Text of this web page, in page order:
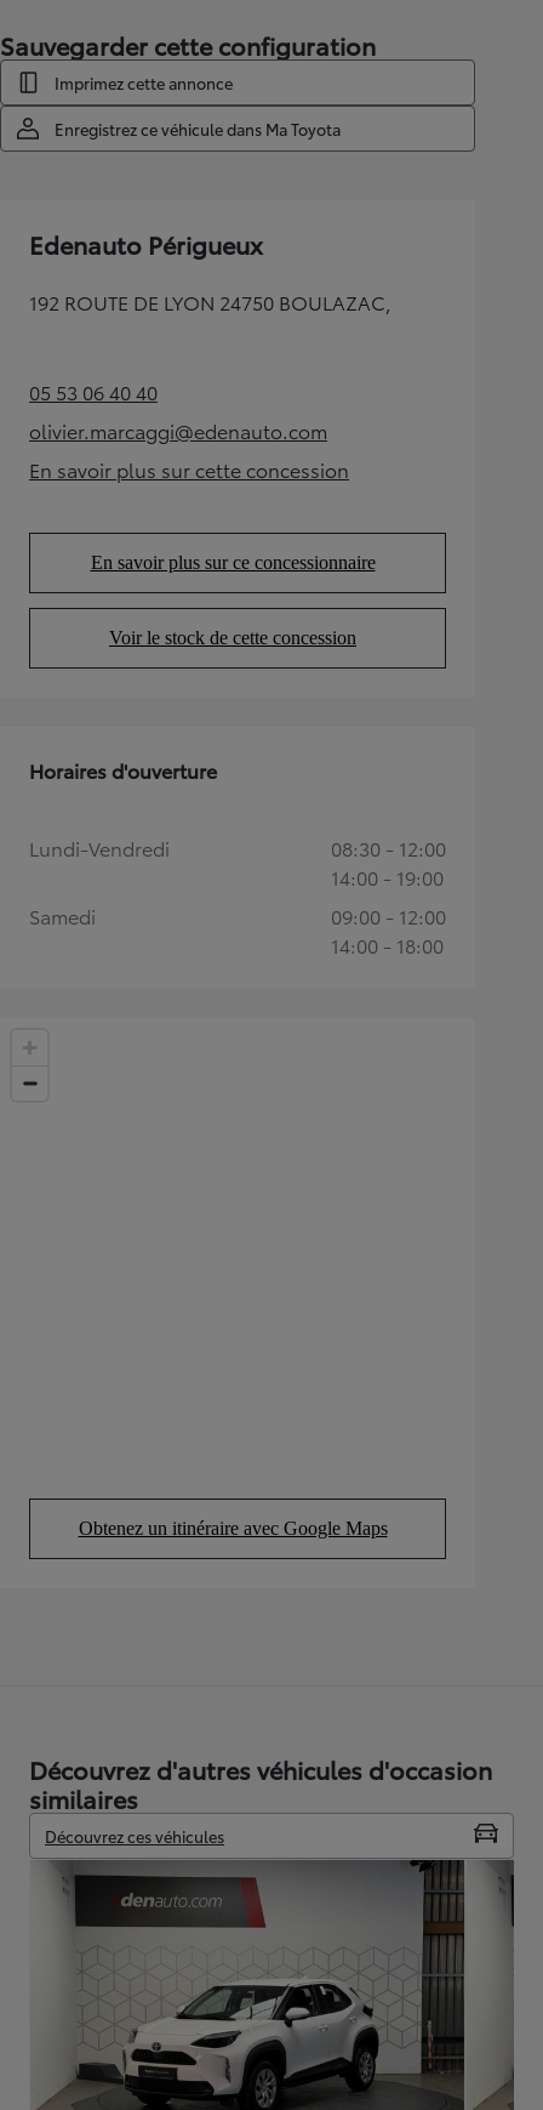
Sauvegarder cette configuration
Imprimez cette annonce
Enregistrez ce véhicule dans Ma Toyota
Edenauto Périgueux
192 ROUTE DE LYON 24750 BOULAZAC,
05 53 06 40 40(Opens in new tab)
olivier.marcaggi@edenauto.com
(Opens in new tab)
En savoir plus sur cette concession
(Opens in new tab)
En savoir plus sur ce concessionnaire
(Opens in new tab)
Voir le stock de cette concession
(Opens in new tab)
Obtenez un itinéraire avec Google Maps
(Opens in new tab)
Horaires d'ouverture
Lundi-Vendredi
08:30 - 12:00
14:00 - 19:00
Samedi
09:00 - 12:00
14:00 - 18:00
Découvrez d'autres véhicules d'occasion
similaires
Découvrez ces véhicules